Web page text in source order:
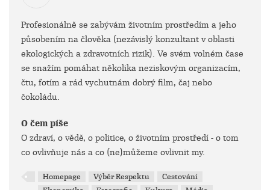
Profesionálně se zabývám životním prostředím a jeho
působením na člověka (nezávislý konzultant v oblasti
ekologických a zdravotních rizik). Ve svém volném čase
se snažím pomáhat několika neziskovým organizacím,
čtu, fotím a rád vychutnám dobrý film, čaj nebo
čokoládu.
O čem píše
O zdraví, o vědě, o politice, o životním prostředí - o tom
co ovlivňuje nás a co (ne)můžeme ovlivnit my.
Homepage Výběr Respektu
Cestování